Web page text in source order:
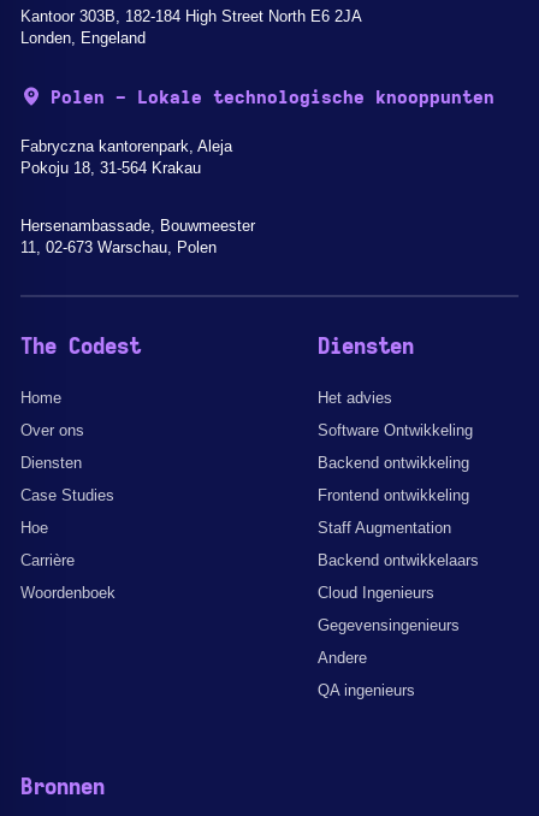
Kantoor 303B, 182-184 High Street North E6 2JA
Londen, Engeland
Polen - Lokale technologische knooppunten
Fabryczna kantorenpark, Aleja
Pokoju 18, 31-564 Krakau
Hersenambassade, Bouwmeester
11, 02-673 Warschau, Polen
The Codest
Home
Over ons
Diensten
Case Studies
Hoe
Carrière
Woordenboek
Diensten
Het advies
Software Ontwikkeling
Backend ontwikkeling
Frontend ontwikkeling
Staff Augmentation
Backend ontwikkelaars
Cloud Ingenieurs
Gegevensingenieurs
Andere
QA ingenieurs
Bronnen